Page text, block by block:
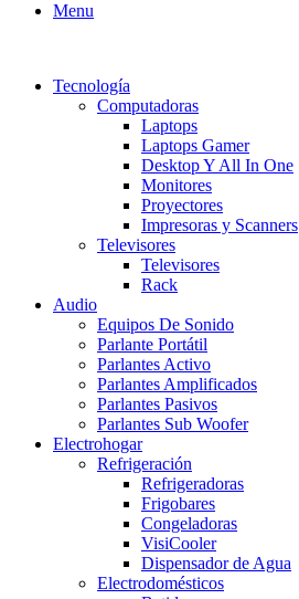
Menu
Tecnología
Computadoras
Laptops
Laptops Gamer
Desktop Y All In One
Monitores
Proyectores
Impresoras y Scanners
Televisores
Televisores
Rack
Audio
Equipos De Sonido
Parlante Portátil
Parlantes Activo
Parlantes Amplificados
Parlantes Pasivos
Parlantes Sub Woofer
Electrohogar
Refrigeración
Refrigeradoras
Frigobares
Congeladoras
VisiCooler
Dispensador de Agua
Electrodomésticos